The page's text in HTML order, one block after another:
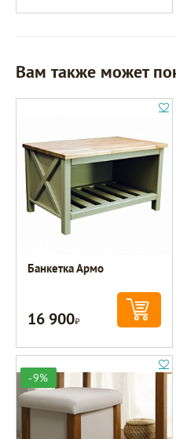
Вам также может
Банкетка Армо
16 900Р
-9%